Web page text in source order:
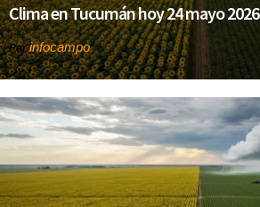
Clima en Tucumán hoy 24 mayo 2026
Porinfocampo